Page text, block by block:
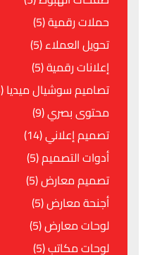
حملات رقمية (5)
تحويل العملاء (5)
إعلانات رقمية (5)
تصاميم سوشيال ميديا (5)
محتوى بصري (9)
تصميم إعلاني (14)
أدوات التصميم (5)
تصميم معارض (5)
أجنحة معارض (5)
لوحات معارض (5)
لوحات مكاتب (5)